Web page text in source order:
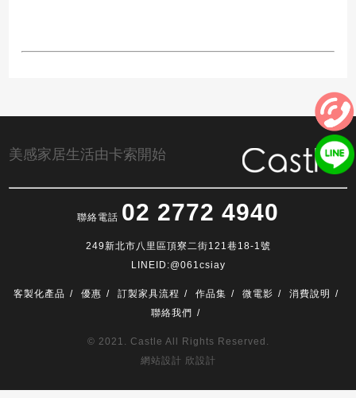
美感家居生活由卡索開始
聯絡電話 02 2772 4940
249新北市八里區頂寮二街121巷18-1號
LINEID:@061csiay
客製化產品 優惠 訂製家具流程 作品集 微電影
消費說明
聯絡我們
© 2021. Castle All Rights Reserved.
網站設計 欣設計